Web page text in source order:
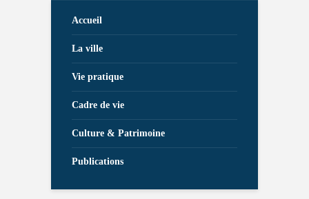
Accueil
La ville
Vie pratique
Cadre de vie
Culture & Patrimoine
Publications